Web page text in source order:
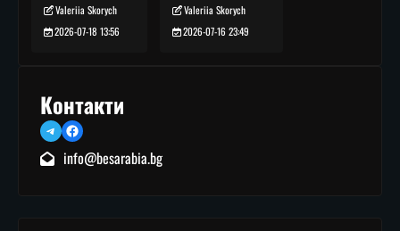
Valeriia Skorych
2026-07-18 13:56
Valeriia Skorych
2026-07-16 23:49
Контакти
TelegramFacebook
info@besarabia.bg